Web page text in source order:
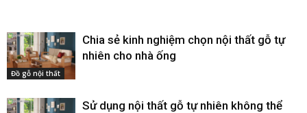
Đồ gỗ nội thất
Chia sẻ kinh nghiệm chọn nội thất gỗ tự
nhiên cho nhà ống
Sử dụng nội thất gỗ tự nhiên không thể